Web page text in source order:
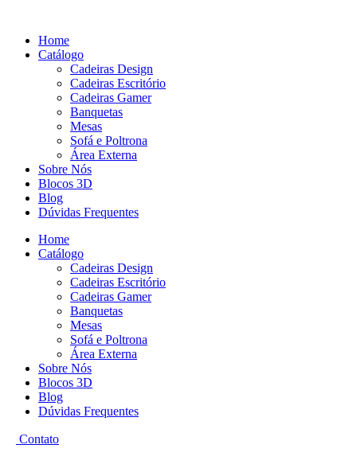
conteúdo
Home
Catálogo
Cadeiras Design
Cadeiras Escritório
Cadeiras Gamer
Banquetas
Mesas
Sofá e Poltrona
Área Externa
Sobre Nós
Blocos 3D
Blog
Dúvidas Frequentes
Home
Catálogo
Cadeiras Design
Cadeiras Escritório
Cadeiras Gamer
Banquetas
Mesas
Sofá e Poltrona
Área Externa
Sobre Nós
Blocos 3D
Blog
Dúvidas Frequentes
Contato